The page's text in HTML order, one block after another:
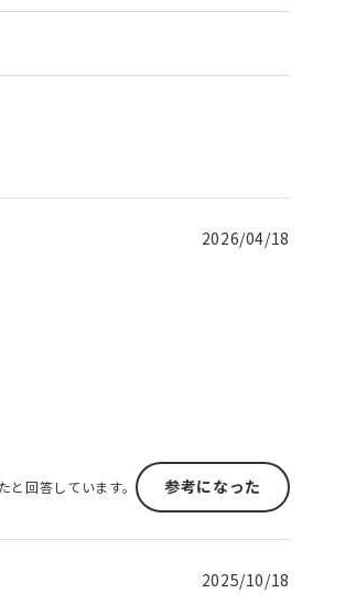
2026/04/18
と回答しています。 参考になった
2025/10/18